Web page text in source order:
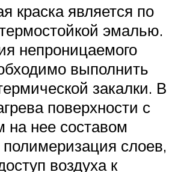
краска является по
эмалью.
непроницаемого
выполнить
закалки. В
поверхности с
на нее составом
полимеризация слоев,
воздуха к